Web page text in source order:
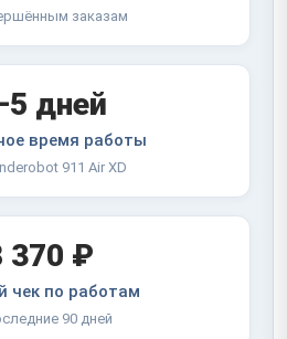
заказам
дней
время работы
911 Air XD
370 ₽
чек по работам
90 дней